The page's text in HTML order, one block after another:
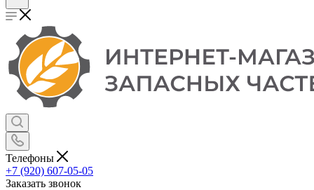
Телефоны
+7 (920) 607-05-05
Заказать звонок